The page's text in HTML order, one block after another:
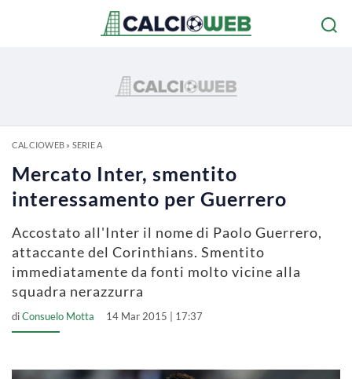
CALCIOWEB» SERIE A
Mercato Inter, smentito
interessamento per Guerrero
Accostato all'Inter il nome di Paolo Guerrero,
attaccante del Corinthians. Smentito
immediatamente da fonti molto vicine alla
squadra nerazzurra
diConsuelo Motta 14 Mar 2015 | 17:37